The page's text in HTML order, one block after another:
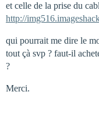
et celle de la prise du
http://
qui pourrait me dire le
tout çà svp ? faut-il
?
Merci.